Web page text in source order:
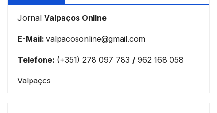
Jornal Valpaços Online
E-Mail: valpacosonline@gmail.com
Telefone: (+351) 278 097 783 / 962 168 058
Valpaços